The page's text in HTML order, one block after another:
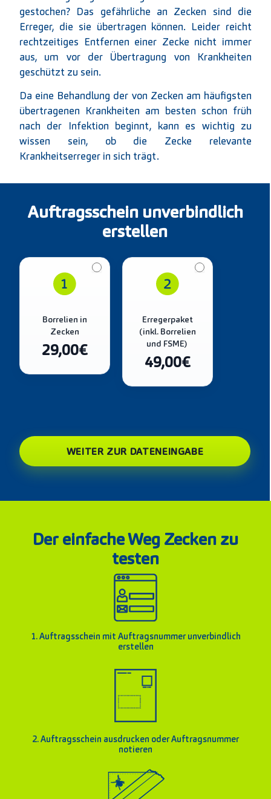
gestochen? Das gefährliche an Zecken sind die
Erreger, die sie übertragen können. Leider reicht
rechtzeitiges Entfernen einer Zecke nicht immer
aus, um vor der Übertragung von Krankheiten
geschützt zu sein.
Da eine Behandlung der von Zecken am häufigsten
übertragenen Krankheiten am besten schon früh
nach der Infektion beginnt, kann es wichtig zu
wissen sein, ob die Zecke relevante
Krankheitserreger in sich trägt.
Auftragsschein unverbindlich
erstellen
Zecken
Anforderung
Borrelien in
Zecken
29,00€
Erregerpaket
(inkl. Borrelien
und FSME)
49,00€
WEITER ZUR DATENEINGABE
Der einfache Weg Zecken zu
testen
1. Auftragsschein mit Auftragsnummer unverbindlich
erstellen
2. Auftragsschein ausdrucken oder Auftragsnummer
notieren